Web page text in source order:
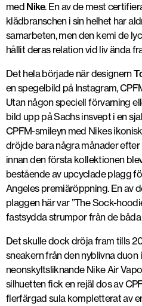
med Nike. En av de mest
klädbranschen i sin helhet har
samarbeten, men den kemi de
hållit deras relation vid liv ända
Det hela började när designern
en spegelbild på Instagram,
Utan någon speciell förvarning
bild upp på Sachs insvept i en
CPFM-smileyn med Nikes
dröjde bara några månader
innan den första kollektionen
bestående av upcyclade plagg
Angeles premiäröppning. En av
plaggen här var ”The Sock-
fastsydda strumpor från de
Det skulle dock dröja fram tills
sneakern från den nyblivna duon
neonskyltsliknande Nike Air
silhuetten fick en rejäl dos av
flerfärgad sula kompletterat av